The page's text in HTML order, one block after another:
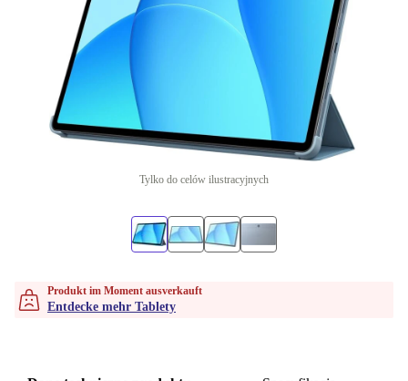
Tylko do celów ilustracyjnych
Produkt im Moment ausverkauft
Entdecke mehr Tablety